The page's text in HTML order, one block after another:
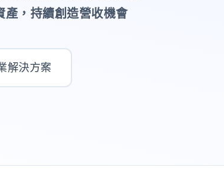
產，持續創造營收機會
解決方案